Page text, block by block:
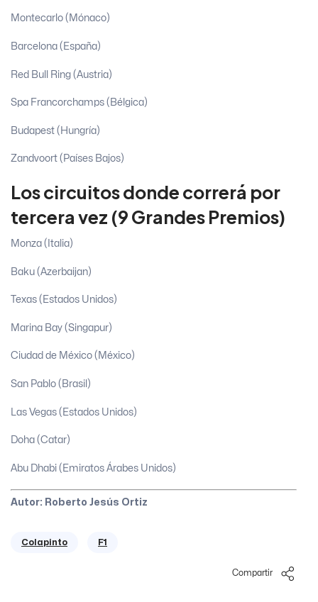
Montecarlo (Mónaco)
Barcelona (España)
Red Bull Ring (Austria)
Spa Francorchamps (Bélgica)
Budapest (Hungría)
Zandvoort (Países Bajos)
Los circuitos donde correrá por
tercera vez (9 Grandes Premios)
Monza (Italia)
Baku (Azerbaijan)
Texas (Estados Unidos)
Marina Bay (Singapur)
Ciudad de México (México)
San Pablo (Brasil)
Las Vegas (Estados Unidos)
Doha (Catar)
Abu Dhabi (Emiratos Árabes Unidos)
Autor: Roberto Jesús Ortiz
Colapinto F1
Compartir